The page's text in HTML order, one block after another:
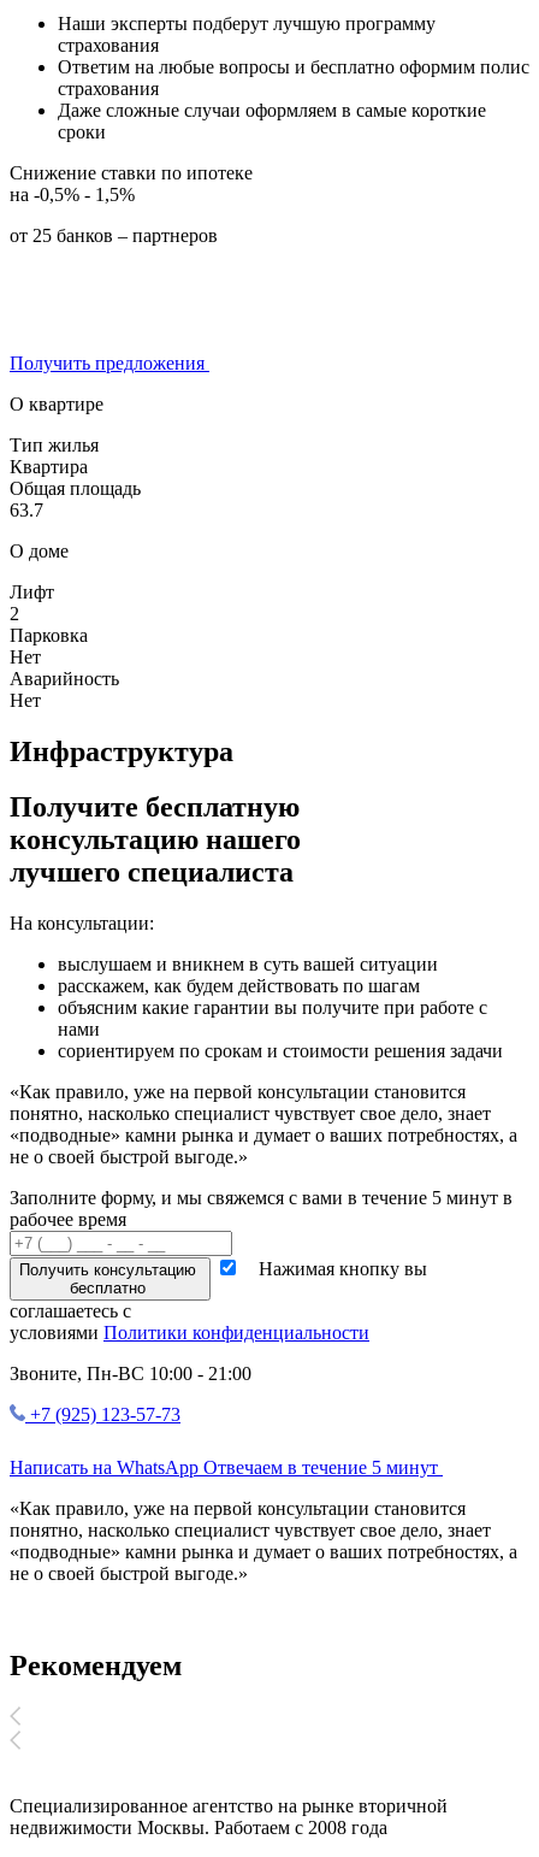
Наши эксперты подберут лучшую программу
страхования
Ответим на любые вопросы и бесплатно оформим полис
страхования
Даже сложные случаи оформляем в самые короткие
сроки
Снижение ставки по ипотеке
на -0,5% - 1,5%
от 25 банков – партнеров
Получить предложения
О квартире
Тип жилья
Квартира
Общая площадь
63.7
О доме
Лифт
2
Парковка
Нет
Аварийность
Нет
Инфраструктура
Получите бесплатную
консультацию нашего
лучшего специалиста
На консультации:
выслушаем и вникнем в суть вашей ситуации
расскажем, как будем действовать по шагам
объясним какие гарантии вы получите при работе с
нами
сориентируем по срокам и стоимости решения задачи
«Как правило, уже на первой консультации становится
понятно, насколько специалист чувствует свое дело, знает
«подводные» камни рынка и думает о ваших потребностях, а
не о своей быстрой выгоде.»
Заполните форму, и мы свяжемся с вами в течение 5 минут в
рабочее время
Получить консультацию
бесплатно
Нажимая кнопку вы
соглашаетесь с
условиями Политики конфиденциальности
Звоните, Пн-ВС 10:00 - 21:00
+7 (925) 123-57-73
Написать на WhatsApp Отвечаем в течение 5 минут
«Как правило, уже на первой консультации становится
понятно, насколько специалист чувствует свое дело, знает
«подводные» камни рынка и думает о ваших потребностях, а
не о своей быстрой выгоде.»
Рекомендуем
Специализированное агентство на рынке вторичной
недвижимости Москвы. Работаем с 2008 года